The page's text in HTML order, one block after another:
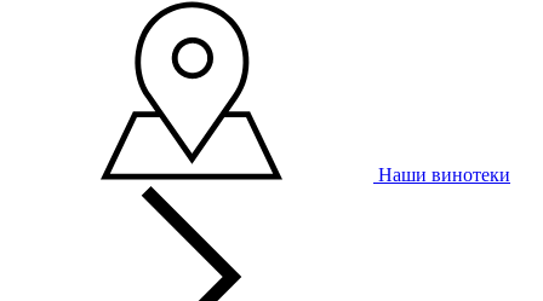
Наши винотеки